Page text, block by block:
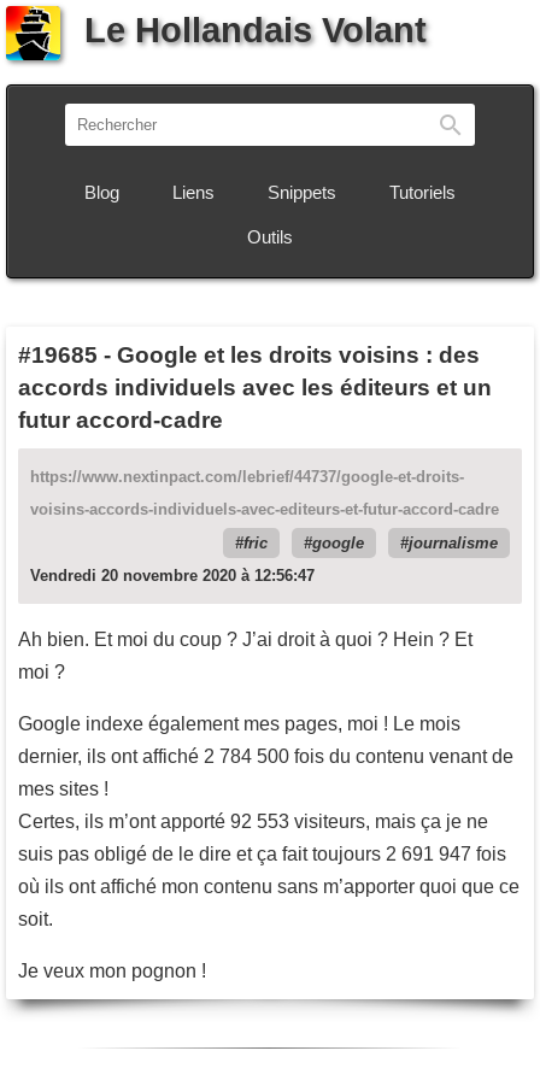
Le Hollandais Volant
Blog Liens Snippets Tutoriels
Outils
#19685 - Google et les droits voisins : des
accords individuels avec les éditeurs et un
futur accord-cadre
https://www.nextinpact.com/lebrief/44737/google-et-droits-
voisins-accords-individuels-avec-editeurs-et-futur-accord-cadre
fric
google
journalisme
Vendredi 20 novembre 2020 à 12:56:47
Ah bien. Et moi du coup ? J’ai droit à quoi ? Hein ? Et
moi ?
Google indexe également mes pages, moi ! Le mois
dernier, ils ont affiché 2 784 500 fois du contenu venant de
mes sites !
Certes, ils m’ont apporté 92 553 visiteurs, mais ça je ne
suis pas obligé de le dire et ça fait toujours 2 691 947 fois
où ils ont affiché mon contenu sans m’apporter quoi que ce
soit.
Je veux mon pognon !